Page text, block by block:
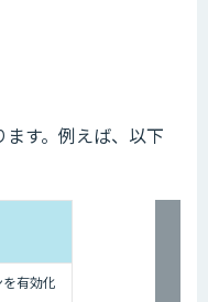
す。例えば、以下
有効化